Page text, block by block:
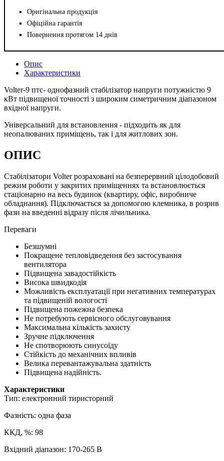
Оригінальна продукція
Офіційна гарантія
Повернення протягом 14 днів
Опис
Характеристики
Volter-9 птс- однофазний стабілізатор напруги потужністю 9
кВт підвищеної точності з широким симетричним діапазоном
вхідної напруги.
Універсальний для встановлення - підходить як для
неопалюваних приміщень, так і для житлових зон.
ОПИС
Стабілізатори Volter розраховані на безперервний цілодобовий
режим роботи у закритих приміщеннях та встановлюється
стаціонарно на весь будинок (квартиру, офіс, виробниче
обладнання). Підключається за допомогою клемника, в розрив
фази на введенні відразу після лічильника.
Переваги
Безшумні
Покращене тепловідведення без застосування
вентилятора
Підвищена завадостійкість
Висока швидкодія
Можливість експлуатації при негативних температурах
та підвищеній вологості
Підвищена пожежна безпека
Не потребують сервісного обслуговування
Максимальна кількість захисту
Зручне підключення
Не спотворюють синусоїду
Стійкість до механічних впливів
Велика перевантажувальна здатність
Підвищена надійність.
Характеристики
Тип: електронний тиристорний
Фазність: одна фаза
ККД, %: 98
Вхідний діапазон: 170-265 В